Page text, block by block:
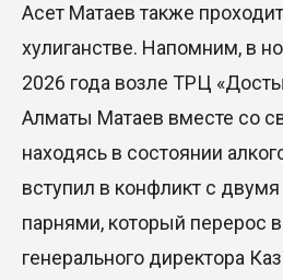
Асет Матаевтакже
хулиганстве. Напомним, в
2026 года возле ТРЦ
Алматы Матаев вместе со
находясь в состоянии
вступил в конфликт с двумя
парнями, который перерос
генерального директора